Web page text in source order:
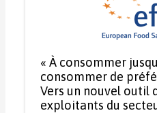
« À consommer
consommer de
Vers un nouvel outil
exploitants du